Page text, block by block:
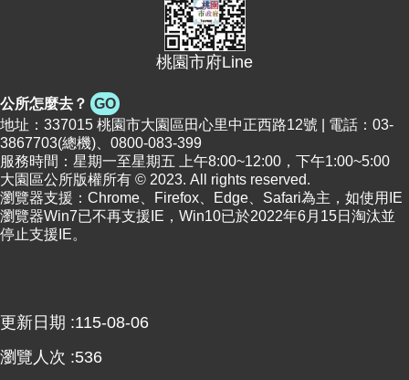
桃園市府Line
公所怎麼去？ GO
地址：337015 桃園市大園區田心里中正西路12號 | 電話：03-
3867703(總機)、0800-083-399
服務時間：星期一至星期五 上午8:00~12:00，下午1:00~5:00
大園區公所版權所有 © 2023. All rights reserved.
瀏覽器支援：Chrome、Firefox、Edge、Safari為主，如使用IE
瀏覽器Win7已不再支援IE，Win10已於2022年6月15日淘汰並
停止支援IE。
更新日期
115-08-06
瀏覽人次
536